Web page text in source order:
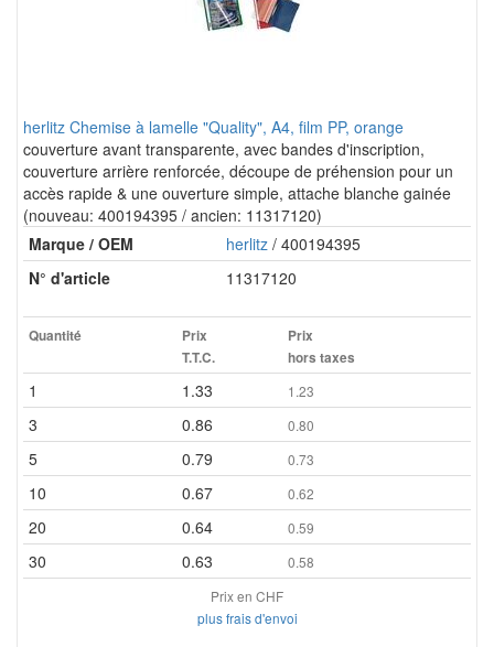
herlitz Chemise à lamelle "Quality", A4, film PP, orange
couverture avant transparente, avec bandes d'inscription,
couverture arrière renforcée, découpe de préhension pour un
accès rapide & une ouverture simple, attache blanche gainée
(nouveau: 400194395 / ancien: 11317120)
Marque / OEM
herlitz / 400194395
N° d'article
11317120
Quantité
Prix
T.T.C.
Prix
hors taxes
1 1.33 1.23
3 0.86 0.80
5 0.79 0.73
10 0.67 0.62
20 0.64 0.59
30 0.63
0.58
Prix en CHF
plus frais d'envoi